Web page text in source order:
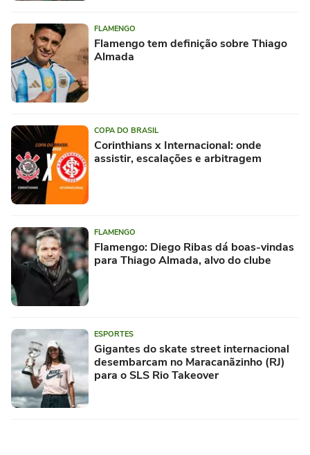
FLAMENGO
Flamengo tem definição sobre Thiago
Almada
COPA DO BRASIL
Corinthians x Internacional: onde
assistir, escalações e arbitragem
FLAMENGO
Flamengo: Diego Ribas dá boas-vindas
para Thiago Almada, alvo do clube
ESPORTES
Gigantes do skate street internacional
desembarcam no Maracanãzinho (RJ)
para o SLS Rio Takeover